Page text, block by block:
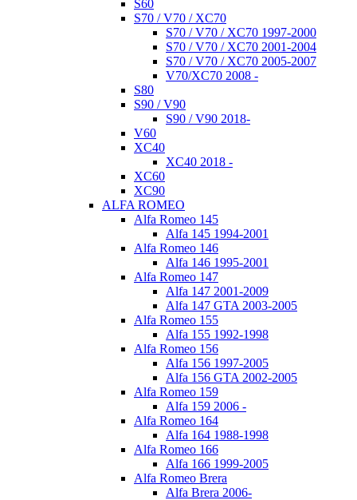
S60
S70 / V70 / XC70
S70 / V70 / XC70 1997-2000
S70 / V70 / XC70 2001-2004
S70 / V70 / XC70 2005-2007
V70/XC70 2008 -
S80
S90 / V90
S90 / V90 2018-
V60
XC40
XC40 2018 -
XC60
XC90
ALFA ROMEO
Alfa Romeo 145
Alfa 145 1994-2001
Alfa Romeo 146
Alfa 146 1995-2001
Alfa Romeo 147
Alfa 147 2001-2009
Alfa 147 GTA 2003-2005
Alfa Romeo 155
Alfa 155 1992-1998
Alfa Romeo 156
Alfa 156 1997-2005
Alfa 156 GTA 2002-2005
Alfa Romeo 159
Alfa 159 2006 -
Alfa Romeo 164
Alfa 164 1988-1998
Alfa Romeo 166
Alfa 166 1999-2005
Alfa Romeo Brera
Alfa Brera 2006-